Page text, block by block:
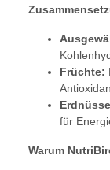
Früchte:
für
Warum